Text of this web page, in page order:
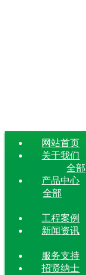
网站首页
关于我们
全部
产品中心
全部
工程案例
新闻资讯
服务支持
招贤纳士